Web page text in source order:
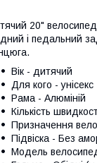
20"
і педальний
Вік - дитячий
Для кого - унісекс
Рама - Алюміній
Кількість
Призначення
Підвіска - Без
Модель